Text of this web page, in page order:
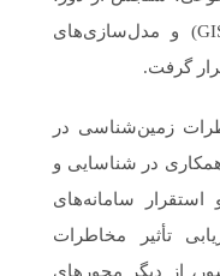
سامانه‌های اطلاعات جغرافیایی (GIS) و مدل‌سازی‌های
گرفت.
زمین‌شناسی در
در شناسایی و
سامانه‌های
تأثیر مخاطرات
از دیگر محورهای